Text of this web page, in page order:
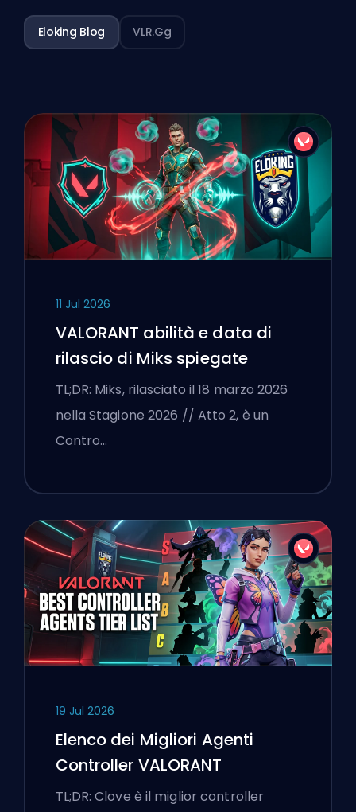
Eloking Blog VLR.gg
11 Jul 2026
VALORANT abilità e data di
rilascio di Miks spiegate
TL;DR: Miks, rilasciato il 18 marzo 2026
nella Stagione 2026 // Atto 2, è un
Contro…
19 Jul 2026
Elenco dei Migliori Agenti
Controller VALORANT
TL;DR: Clove è il miglior controller